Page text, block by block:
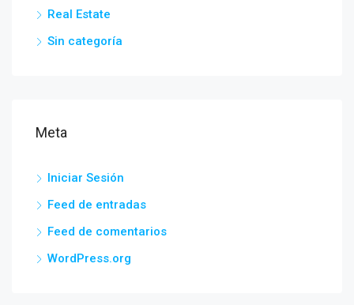
Real Estate
Sin categoría
Meta
Iniciar Sesión
Feed de entradas
Feed de comentarios
WordPress.org